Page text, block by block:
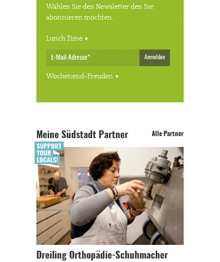
Wählen Sie den Newsletter den Sie
abonnieren möchten.
Lunch Time
Anmelden
Wochenend-Freuden
Meine Südstadt Partner Alle Partner
Dreiling Orthopädie-Schuhmacher